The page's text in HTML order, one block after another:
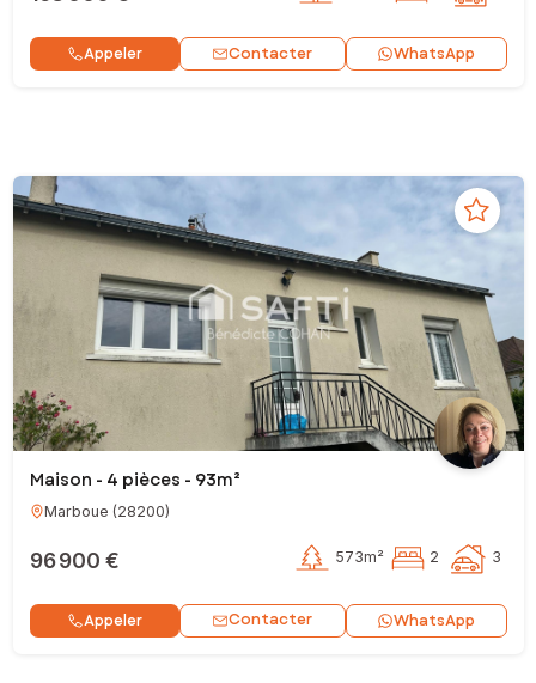
Appeler Contacter WhatsApp
Maison - 4 pièces - 93m²
Marboue (28200)
96 900 € 573m² 2 3
Appeler Contacter WhatsApp